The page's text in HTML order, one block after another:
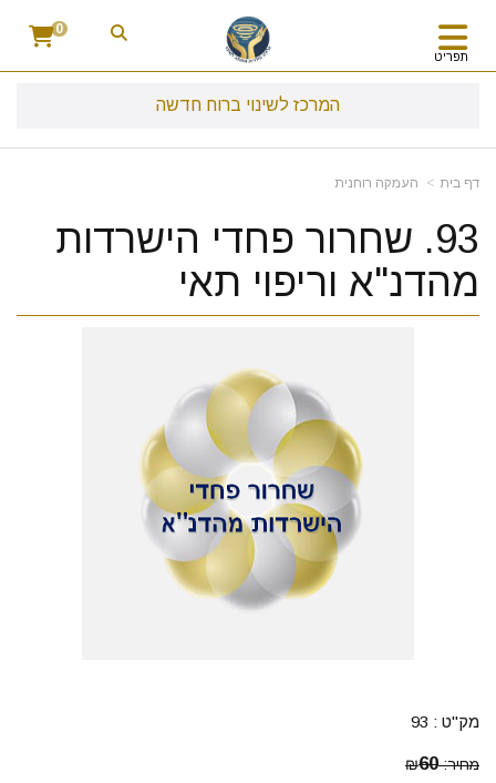
תפריט
0
המרכז לשינוי ברוח חדשה
דף בית העמקה רוחנית
93. שחרור פחדי הישרדות
מהדנ"א וריפוי תאי
מק"ט : 93
מחיר: ₪60